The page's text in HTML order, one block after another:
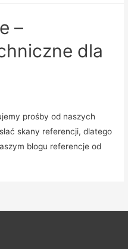
–
dla
prośby od naszych
skany referencji, dlatego
blogu referencje od